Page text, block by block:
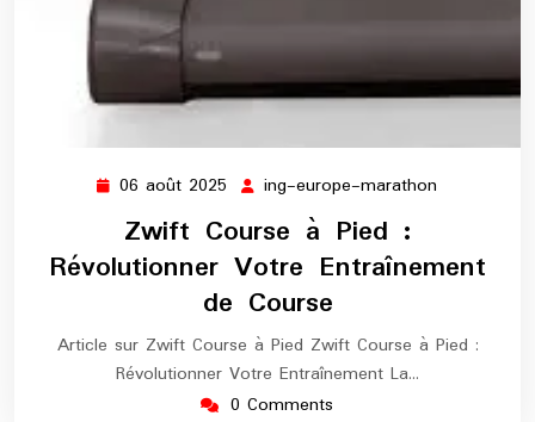
06 août 2025 06
2025
ing-europe-marathon
Zwift Course à Pied :
Révolutionner Votre Entraînement
de Course
Article sur Zwift Course à Pied Zwift Course à Pied :
Révolutionner Votre Entraînement La…
0 Comments